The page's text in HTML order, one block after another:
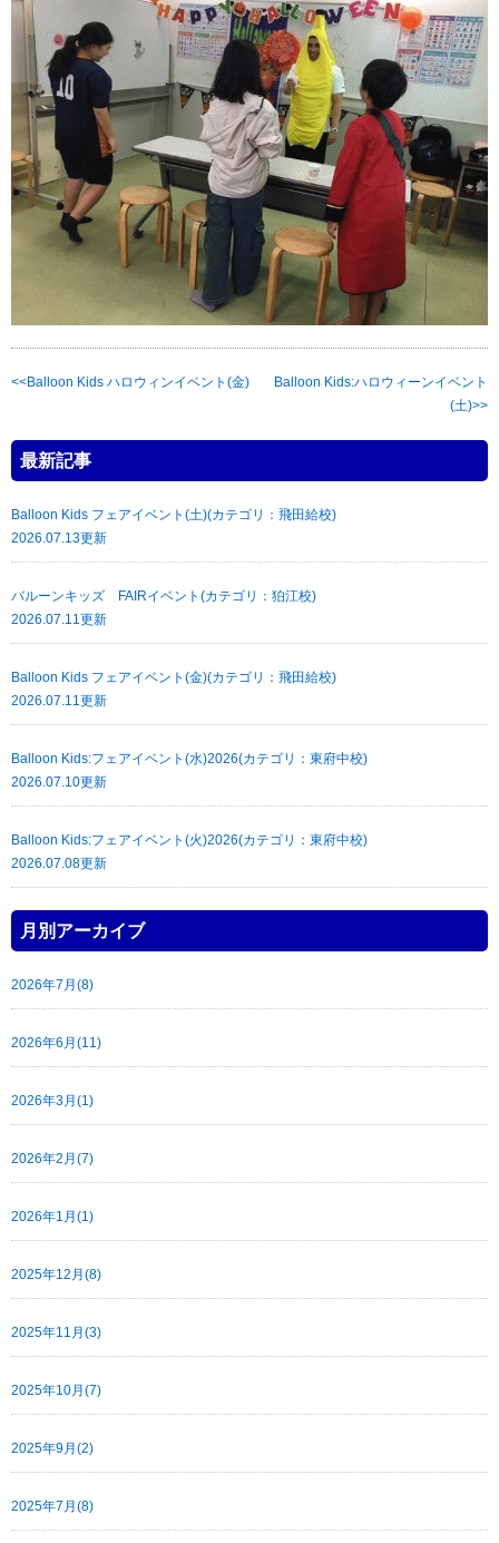
Balloon Kids ハロウィンイベント(金)
Balloon Kids:ハロウィーンイベント
(土)
最新記事
Balloon Kids フェアイベント(土)(カテゴリ：飛田給校)
2026.07.13更新
バルーンキッズ FAIRイベント(カテゴリ：狛江校)
2026.07.11更新
Balloon Kids フェアイベント(金)(カテゴリ：飛田給校)
2026.07.11更新
Balloon Kids:フェアイベント(水)2026(カテゴリ：東府中校)
2026.07.10更新
Balloon Kids:フェアイベント(火)2026(カテゴリ：東府中校)
2026.07.08更新
月別アーカイブ
2026年7月(8)
2026年6月(11)
2026年3月(1)
2026年2月(7)
2026年1月(1)
2025年12月(8)
2025年11月(3)
2025年10月(7)
2025年9月(2)
2025年7月(8)